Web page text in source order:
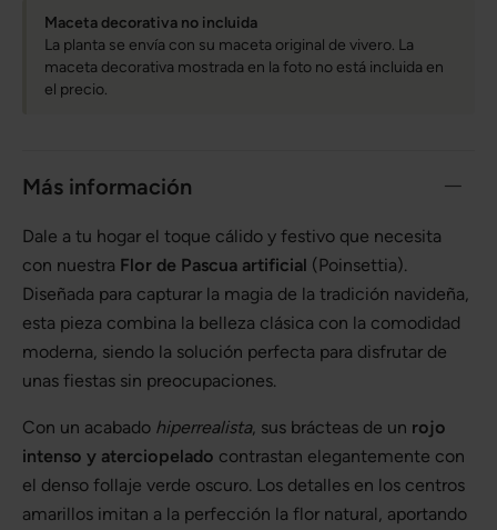
Maceta decorativa no incluida
La planta se envía con su maceta original de vivero. La
maceta decorativa mostrada en la foto no está incluida en
el precio.
Más información
Dale a tu hogar el toque cálido y festivo que necesita
con nuestra Flor de Pascua artificial (Poinsettia).
Diseñada para capturar la magia de la tradición navideña,
esta pieza combina la belleza clásica con la comodidad
moderna, siendo la solución perfecta para disfrutar de
unas fiestas sin preocupaciones.
Con un acabado hiperrealista, sus brácteas de un rojo
intenso y aterciopelado contrastan elegantemente con
el denso follaje verde oscuro. Los detalles en los centros
amarillos imitan a la perfección la flor natural, aportando